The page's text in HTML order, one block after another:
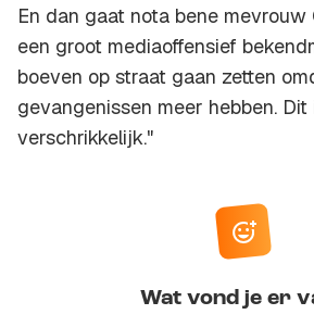
En dan gaat nota bene mevrouw
een groot mediaoffensief
boeven op straat gaan zetten
gevangenissen meer hebben.
verschrikkelijk."
Wat vond je er